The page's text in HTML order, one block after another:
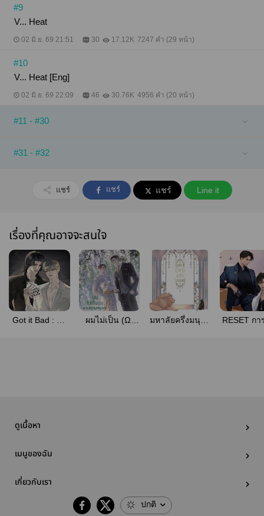
#9
V... Heat
02 มิ.ย. 69 21:51 30 17.12K 7247 คำ (29 หน้า)
#10
V... Heat [Eng]
02 มิ.ย. 69 22:09 46 30.76K 4956 คำ (20 หน้า)
#11 - #30
#31 - #32
แชร์ แชร์ แชร์ Line it
เรื่องที่คุณอาจจะสนใจ
Got it Bad : น้ำ
ผมไม่เป็น (Ω)
มหาลัยครึ่งมนุษย์
RESET กา
ดูเนื้อหา
เมนูของฉัน
เกี่ยวกับเรา
ปกติ